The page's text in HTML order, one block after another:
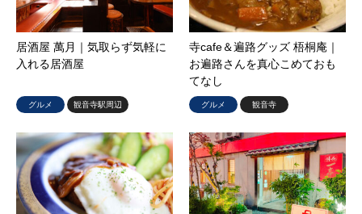
居酒屋 萬月｜気取らず気軽に
入れる居酒屋
グルメ 観音寺駅周辺
寺cafe＆遍路グッズ 梧桐庵｜
お遍路さんを真心こめておも
てなし
グルメ 観音寺